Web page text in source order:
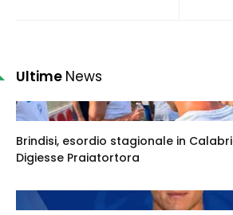
Ultime News
Brindisi, esordio stagionale in
Digiesse Praiatortora